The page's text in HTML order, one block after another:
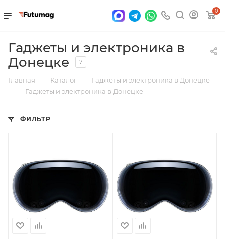
0
Гаджеты и электроника в
Донецке
7
Главная — Каталог — Гаджеты и электроника в Донецке
— Гаджеты и электроника в Донецке
ФИЛЬТР